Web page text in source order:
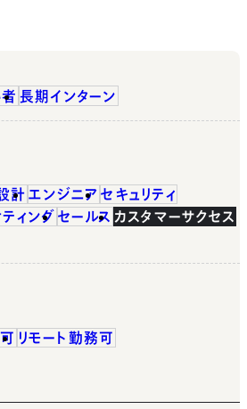
長期インターン
計 エンジニア セキュリティ
ィング セールス カスタマーサクセス
リモート勤務可